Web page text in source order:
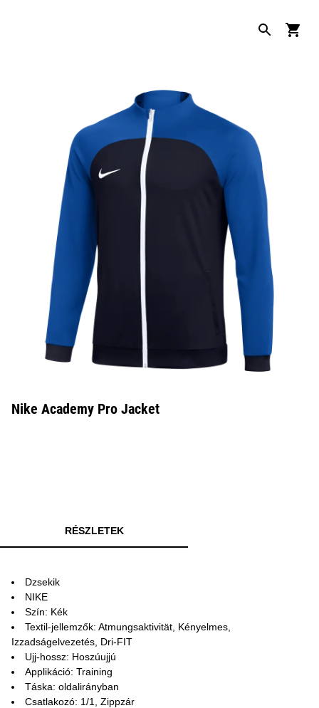
Nike Academy Pro Jacket
RÉSZLETEK
Dzsekik
NIKE
Szín: Kék
Textil-jellemzők: Atmungsaktivität, Kényelmes,
Izzadságelvezetés, Dri-FIT
Ujj-hossz: Hoszúujjú
Applikáció: Training
Táska: oldalirányban
Csatlakozó: 1/1, Zippzár